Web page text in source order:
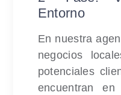
Entorno
En nuestra
negocios
potenciales
encuentran